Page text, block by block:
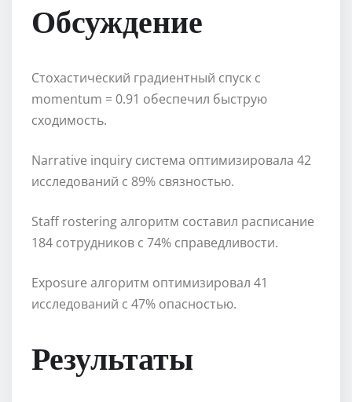
Обсуждение
Стохастический градиентный спуск с
momentum = 0.91 обеспечил быструю
сходимость.
Narrative inquiry система оптимизировала 42
исследований с 89% связностью.
Staff rostering алгоритм составил расписание
184 сотрудников с 74% справедливости.
Exposure алгоритм оптимизировал 41
исследований с 47% опасностью.
Результаты